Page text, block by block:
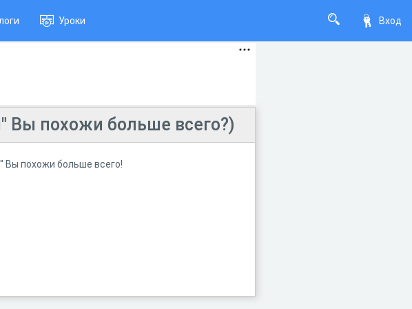
Вход
Уроки
Вы похожи больше всего?)
Вы похожи больше всего!